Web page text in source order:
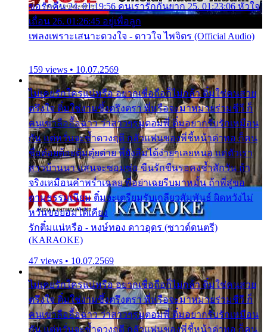
ขอรักคืน 24. 01:19:56 คนเรารักกันยาก 25. 01:23:06 หัวใจ
เถื่อน 26. 01:26:45 อยู่เพื่อลูก
เพลงเพราะเสนาะดวงใจ - ดาวใจ ไพจิตร (Official Audio)
159 views • 10.07.2569
ไม่เคยรักใครแน่หรือ อยากเชื่อถือก็ไม่กล้า ติ๋มใช่คนสวย
ตรึงใจ ติ๋มใช่งามซึ้งตรึงตรา พี่หรือจะมาหมายร่วมชีวี ก็
คนเขาลืออื้อฉาว ว่าสาวๆรุมตอมพี่ ติ๋มอยากรับรักเหมือน
กัน แต่หวั่นจะช้ำดวงฤดี กลัวแฟนของพี่ชี้หน้าด่าทอ ก็คน
ชื่อต๋อยต้อยตุ้มตุ๋ยต่าย พี่ยังลืมได้ง่ายๆเลยหนอ แค่ตัวเรา
สาวบ้านนา แสนจะซอมซ่อ ขืนรักขืนรอคงช้ำสักวัน ถ้า
จริงเหมือนคำพร่ำเฉลย พี่อย่าเฉยรีบมาหมั้น ถ้าพี่สู่ขอ
ตามธรรมเนียม ติ๋มจะเตรียมรับเกลียวสัมพันธ์ ผิดหวังไม่
หวั่นขอยอมได้เคียง
รักติ๋มแน่หรือ - หงษ์ทอง ดาวอุดร (ซาวด์ดนตรี)
(KARAOKE)
47 views • 10.07.2569
ไม่เคยรักใครแน่หรือ อยากเชื่อถือก็ไม่กล้า ติ๋มใช่คนสวย
ตรึงใจ ติ๋มใช่งามซึ้งตรึงตรา พี่หรือจะมาหมายร่วมชีวี ก็
คนเขาลืออื้อฉาว ว่าสาวๆรุมตอมพี่ ติ๋มอยากรับรักเหมือน
กัน แต่หวั่นจะช้ำดวงฤดี กลัวแฟนของพี่ชี้หน้าด่าทอ ก็คน